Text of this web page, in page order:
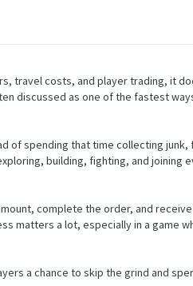
travel costs, and player trading, it
discussed as one of the fastest
of spending that time collecting
building, fighting, and joining
complete the order, and
matters a lot, especially in a game
a chance to skip the grind and